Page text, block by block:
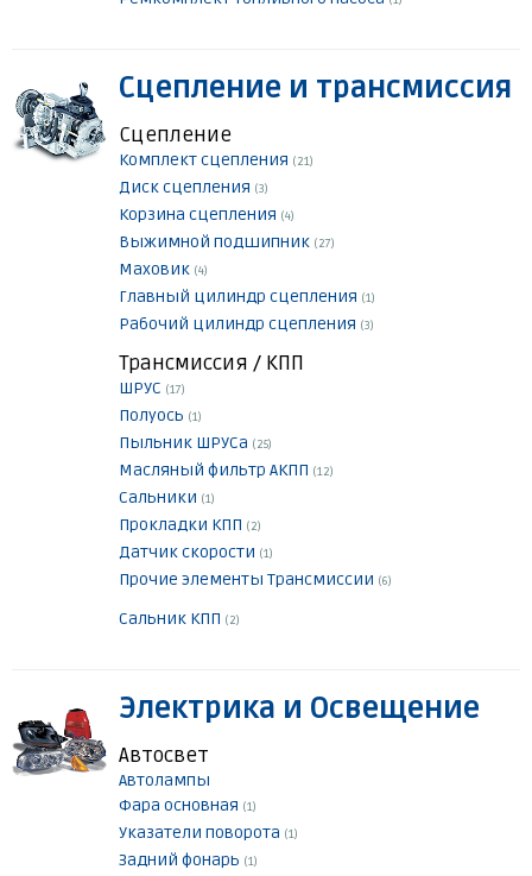
Сцепление и трансмиссия
Сцепление
Комплект сцепления (21)
Диск сцепления (3)
Корзина сцепления (4)
Выжимной подшипник (27)
Маховик (4)
Главный цилиндр сцепления (1)
Рабочий цилиндр сцепления (3)
Трансмиссия / КПП
ШРУС (17)
Полуось (1)
Пыльник ШРУСа (25)
Масляный фильтр АКПП (12)
Сальники (1)
Прокладки КПП (2)
Датчик скорости (1)
Прочие элементы Трансмиссии (6)
Сальник КПП (2)
Электрика и Освещение
Автосвет
Автолампы
Фара основная (1)
Указатели поворота (1)
Задний фонарь (1)